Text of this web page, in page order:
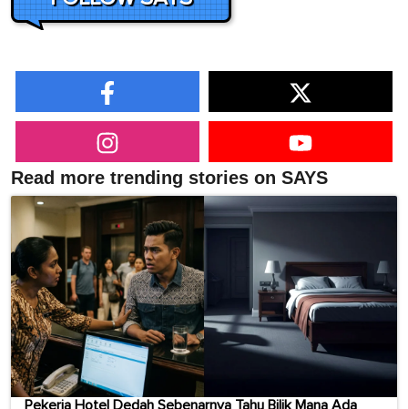
Read more trending stories on SAYS
Pekerja Hotel Dedah Sebenarnya Tahu Bilik Mana Ada